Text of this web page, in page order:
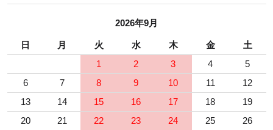
2026年9月
日 月 火 水 木 金
土
1
2 3 4
5
6
7 8 9 10 11
12
13
14 15 16 17 18
19
20
21 22 23 24 25
26